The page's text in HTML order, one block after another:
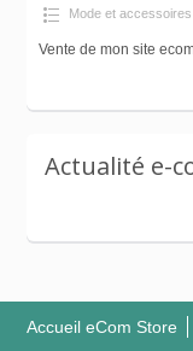
Mode et accessoires
Vente de mon site
Actualité e-
Accueil eCom Store